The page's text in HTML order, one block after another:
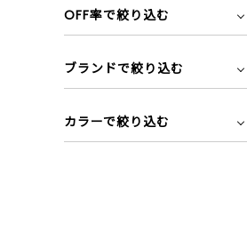
OFF率で絞り込む
ブランドで絞り込む
カラーで絞り込む